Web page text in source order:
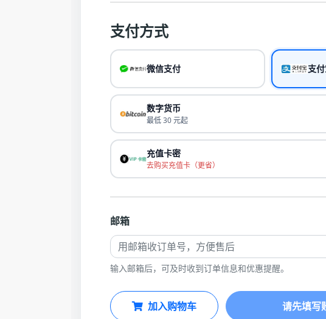
支付方式
微信支付 支
数字货币
最低 30 元起
充值卡密
去购买充值卡（更省）
邮箱
输入邮箱后，可及时收到订单信息和优惠提醒。
加入购物车 请先填写